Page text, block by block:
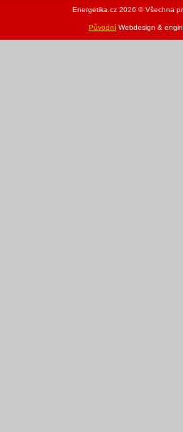
Energetika.cz 2026 © Všechna
PůvodníWebdesign &